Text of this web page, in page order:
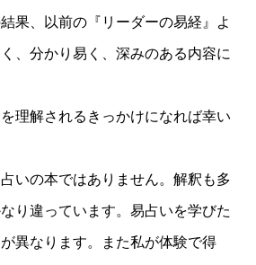
果、以前の『リーダーの易経』よ
、分かり易く、深みのある内容に
理解されるきっかけになれば幸い
いの本ではありません。解釈も多
り違っています。易占いを学びた
異なります。また私が体験で得